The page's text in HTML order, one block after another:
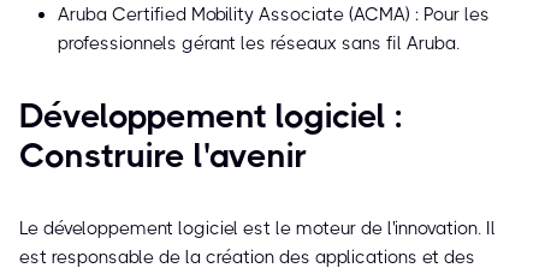
Aruba Certified Mobility Associate (ACMA) : Pour les
professionnels gérant les réseaux sans fil Aruba.
Développement logiciel :
Construire l'avenir
Le développement logiciel est le moteur de l'innovation. Il
est responsable de la création des applications et des